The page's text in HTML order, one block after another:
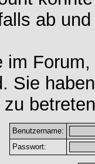
ab
im
Sie
Benutzername:
Passwort: